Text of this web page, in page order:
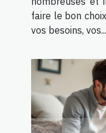
faire le bon
vos besoins, vos...